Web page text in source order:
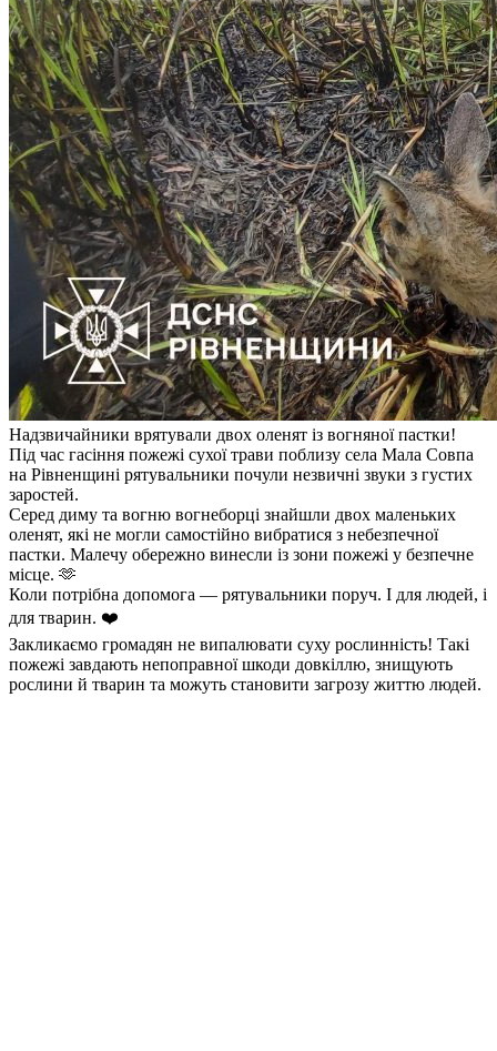
Надзвичайники врятували двох оленят із вогняної пастки!
Під час гасіння пожежі сухої трави поблизу села Мала Совпа
на Рівненщині рятувальники почули незвичні звуки з густих
заростей.
Серед диму та вогню вогнеборці знайшли двох маленьких
оленят, які не могли самостійно вибратися з небезпечної
пастки. Малечу обережно винесли із зони пожежі у безпечне
місце. 🫶
Коли потрібна допомога — рятувальники поруч. І для людей, і
для тварин. ❤️
Закликаємо громадян не випалювати суху рослинність! Такі
пожежі завдають непоправної шкоди довкіллю, знищують
рослини й тварин та можуть становити загрозу життю людей.